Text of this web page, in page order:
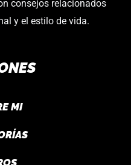
consejos relacionados
y el estilo de vida.
MI